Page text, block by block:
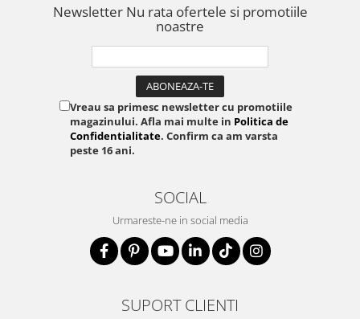
DCP1450-130A3
Newsletter Nu rata ofertele si promotiile
noastre
Vreau sa primesc newsletter cu promotiile
magazinului. Afla mai multe in Politica de
Confidentialitate. Confirm ca am varsta
peste 16 ani.
SOCIAL
Urmareste-ne in social media
SUPORT CLIENTI